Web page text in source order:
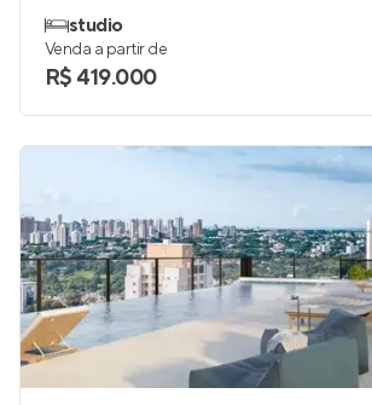
studio
Venda a partir de
R$ 419.000